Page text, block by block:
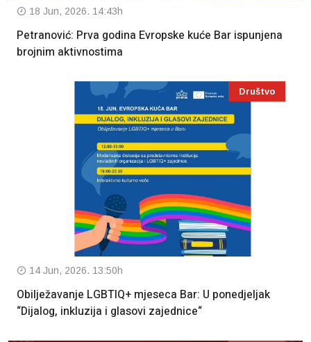
18 Jun, 2026. 14:43h
Petranović: Prva godina Evropske kuće Bar ispunjena
brojnim aktivnostima
Društvo
14 Jun, 2026. 13:50h
Obilježavanje LGBTIQ+ mjeseca Bar: U ponedjeljak
“Dijalog, inkluzija i glasovi zajednice“